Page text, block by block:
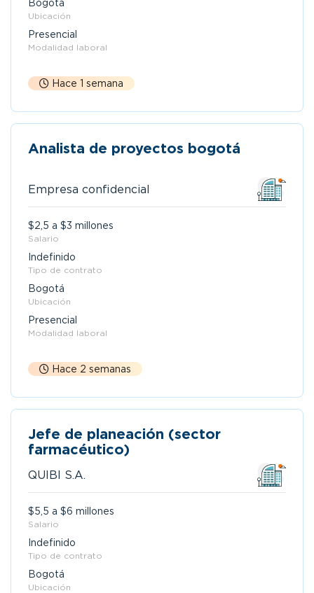
Bogotá
Ubicación
Presencial
Modalidad laboral
Hace 1 semana
Analista de proyectos bogotá
Empresa confidencial
$2,5 a $3 millones
Salario
Indefinido
Tipo de contrato
Bogotá
Ubicación
Presencial
Modalidad laboral
Hace 2 semanas
Jefe de planeación (sector
farmacéutico)
QUIBI S.A.
$5,5 a $6 millones
Salario
Indefinido
Tipo de contrato
Bogotá
Ubicación